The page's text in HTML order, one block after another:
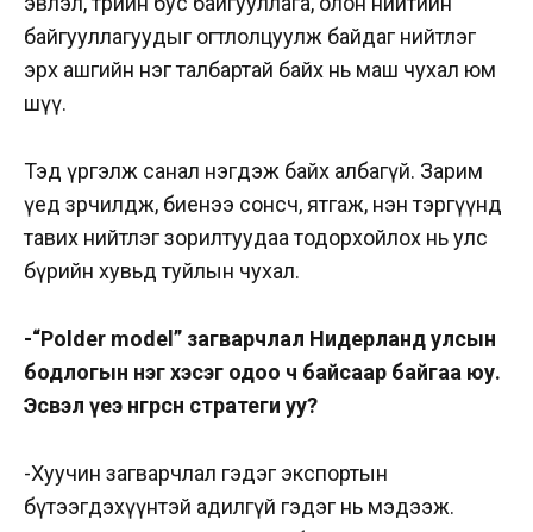
байгууллагуудыг огтлолцуулж байдаг нийтлэг
эрх ашгийн нэг талбартай байх нь маш чухал юм
шүү.
Тэд үргэлж санал нэгдэж байх албагүй. Зарим
үед зөрчилдөж, биенээ сонсч, ятгаж, нэн тэргүүнд
тавих нийтлэг зорилтуудаа тодорхойлох нь улс
бүрийн хувьд туйлын чухал.
-“Polder model” загварчлал Нидерланд улсын
бодлогын нэг хэсэг одоо ч байсаар байгаа юу.
Эсвэл үеэ өнгөрөөсөн стратеги уу?
-Хуучин загварчлал гэдэг экспортын
бүтээгдэхүүнтэй адилгүй гэдэг нь мэдээж.